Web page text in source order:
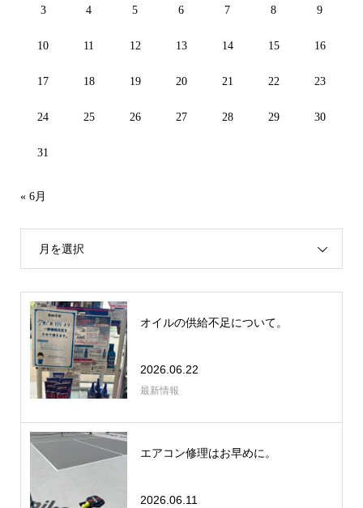
3 4 5 6 7 8 9
10 11 12 13 14 15 16
17 18 19 20 21 22 23
24 25 26 27 28 29 30
31
« 6月
月を選択
オイルの供給不足について。
2026.06.22
最新情報
エアコン修理はお早めに。
2026.06.11